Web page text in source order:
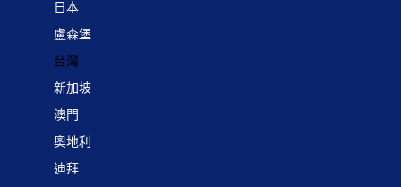
日本
盧森堡
台灣
新加坡
澳門
奧地利
迪拜